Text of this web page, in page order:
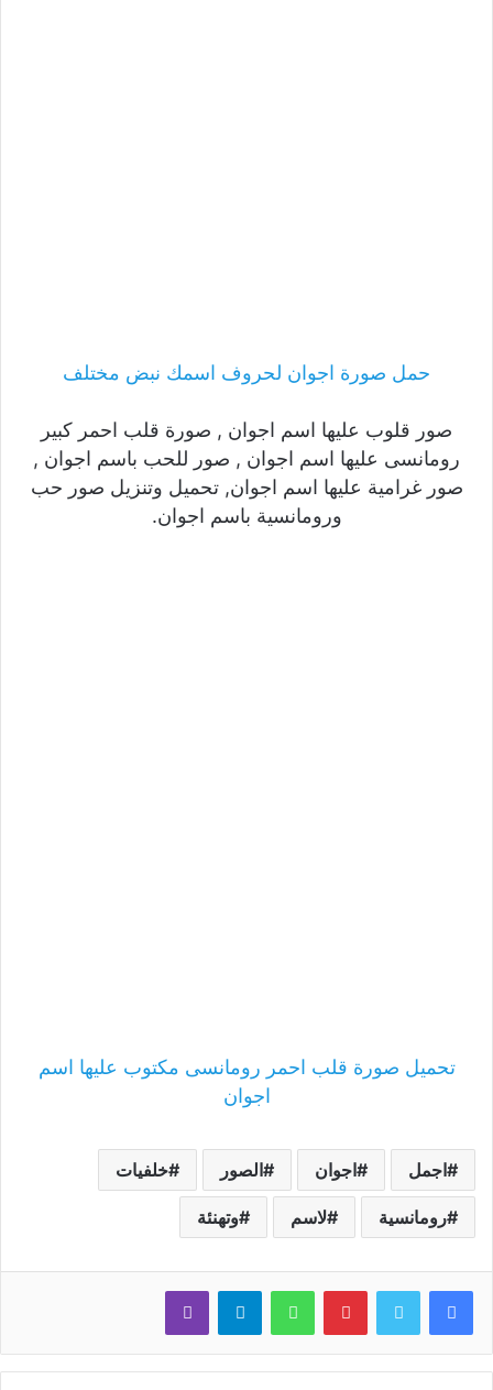
حمل صورة اجوان لحروف اسمك نبض مختلف
صور قلوب عليها اسم اجوان , صورة قلب احمر كبير
رومانسى عليها اسم اجوان , صور للحب باسم اجوان ,
صور غرامية عليها اسم اجوان, تحميل وتنزيل صور حب
ورومانسية باسم اجوان.
تحميل صورة قلب احمر رومانسى مكتوب عليها اسم
اجوان
اجمل اجوان الصور خلفيات
رومانسية لاسم وتهنئة
فيسبوك تويتر بينتيريستواتساب تيلقرام ڤايبر